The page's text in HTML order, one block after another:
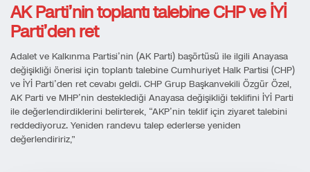
AK Parti’nin toplantı talebine CHP ve İYİ
Parti’den ret
Adalet ve Kalkınma Partisi’nin (AK Parti) başörtüsü ile ilgili Anayasa
değişikliği önerisi için toplantı talebine Cumhuriyet Halk Partisi (CHP)
ve İYİ Parti’den ret cevabı geldi. CHP Grup Başkanvekili Özgür Özel,
AK Parti ve MHP’nin desteklediği Anayasa değişikliği teklifini İYİ Parti
ile değerlendirdiklerini belirterek, “AKP’nin teklif için ziyaret talebini
reddediyoruz. Yeniden randevu talep ederlerse yeniden
değerlendiririz,”